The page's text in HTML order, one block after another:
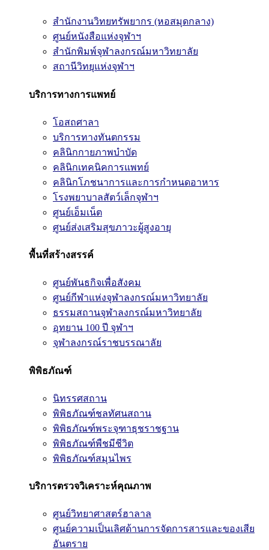
สำนักงานวิทยทรัพยากร (หอสมุดกลาง)
ศูนย์หนังสือแห่งจุฬาฯ
สำนักพิมพ์จุฬาลงกรณ์มหาวิทยาลัย
สถานีวิทยุแห่งจุฬาฯ
บริการทางการแพทย์
โอสถศาลา
บริการทางทันตกรรม
คลินิกกายภาพบำบัด
คลินิกเทคนิคการแพทย์
คลินิกโภชนาการและการกำหนดอาหาร
โรงพยาบาลสัตว์เล็กจุฬาฯ
ศูนย์เอ็มเน็ต
ศูนย์ส่งเสริมสุขภาวะผู้สูงอายุ
พื้นที่สร้างสรรค์
ศูนย์พันธกิจเพื่อสังคม
ศูนย์กีฬาแห่งจุฬาลงกรณ์มหาวิทยาลัย
ธรรมสถานจุฬาลงกรณ์มหาวิทยาลัย
อุทยาน 100 ปี จุฬาฯ
จุฬาลงกรณ์ราชบรรณาลัย
พิพิธภัณฑ์
นิทรรศสถาน
พิพิธภัณฑ์ชลทัศนสถาน
พิพิธภัณฑ์พระจุฑาธุชราชฐาน
พิพิธภัณฑ์พืชมีชีวิต
พิพิธภัณฑ์สมุนไพร
บริการตรวจวิเคราะห์คุณภาพ
ศูนย์วิทยาศาสตร์ฮาลาล
ศูนย์ความเป็นเลิศด้านการจัดการสารและของเสีย
อันตราย